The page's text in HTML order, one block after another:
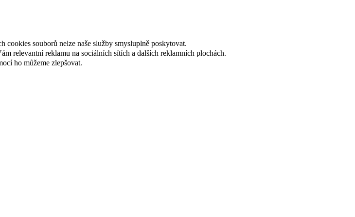
cookies souborů nelze naše služby smysluplně poskytovat.
relevantní reklamu na sociálních sítích a dalších reklamních plochách.
ho můžeme zlepšovat.